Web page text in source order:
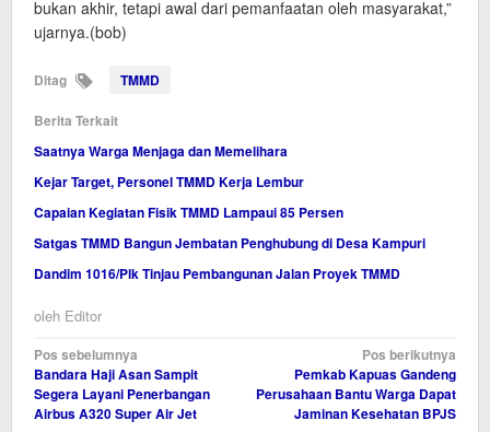
bukan akhir, tetapi awal dari pemanfaatan oleh masyarakat,”
ujarnya.(bob)
Ditag TMMD
Berita Terkait
Saatnya Warga Menjaga dan Memelihara
Kejar Target, Personel TMMD Kerja Lembur
Capaian Kegiatan Fisik TMMD Lampaui 85 Persen
Satgas TMMD Bangun Jembatan Penghubung di Desa Kampuri
Dandim 1016/Plk Tinjau Pembangunan Jalan Proyek TMMD
oleh Editor
Navigasi
pos
Pos sebelumnya
Bandara Haji Asan Sampit
Segera Layani Penerbangan
Airbus A320 Super Air Jet
Pos berikutnya
Pemkab Kapuas Gandeng
Perusahaan Bantu Warga Dapat
Jaminan Kesehatan BPJS